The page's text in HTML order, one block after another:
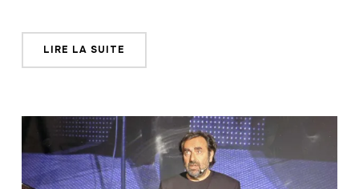
LIRE LA SUITE